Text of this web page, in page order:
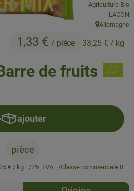
de fruits
1,33 € / pièce 33,25 € / kg
Agriculture Bio
,LACON
, Origine:
Allemagne
ajouter
Ajouter le produit au panier
pièce
€ / kg 7% TVA Classe commerciale II
Recettes